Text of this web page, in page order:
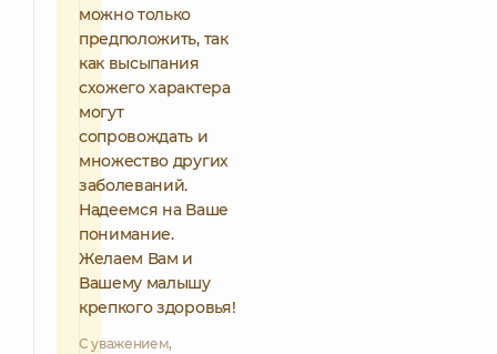
можно только
предположить, так
как высыпания
схожего характера
могут
сопровождать и
множество других
заболеваний.
Надеемся на Ваше
понимание.
Желаем Вам и
Вашему малышу
крепкого здоровья!
С уважением,